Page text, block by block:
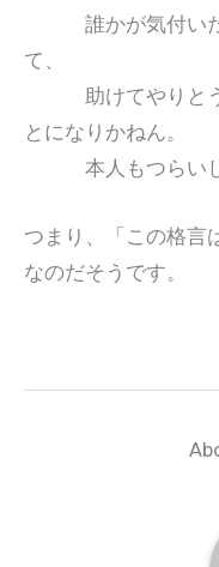
誰かが気付いた
て、
助けてやりとう
とになりかねん。
本人もつらいし
つまり、「この格言
なのだそうです。